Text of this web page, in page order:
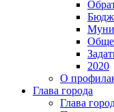
2020
О
Глава города
Глава